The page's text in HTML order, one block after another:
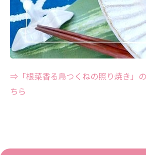
⇒「根菜香る鳥つくねの照り焼き」
ちら